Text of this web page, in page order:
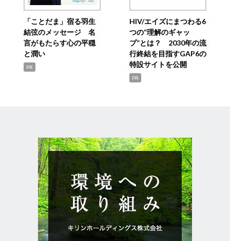
「ことだま」宿る羽生
結弦のメッセージ 名
言がもたらす心の平穏
と潤い
PR
HIV/エイズにまつわる6
つの“理解のギャッ
プ”とは？ 2030年の流
行終結を目指すGAP6の
特設サイトを公開
PR